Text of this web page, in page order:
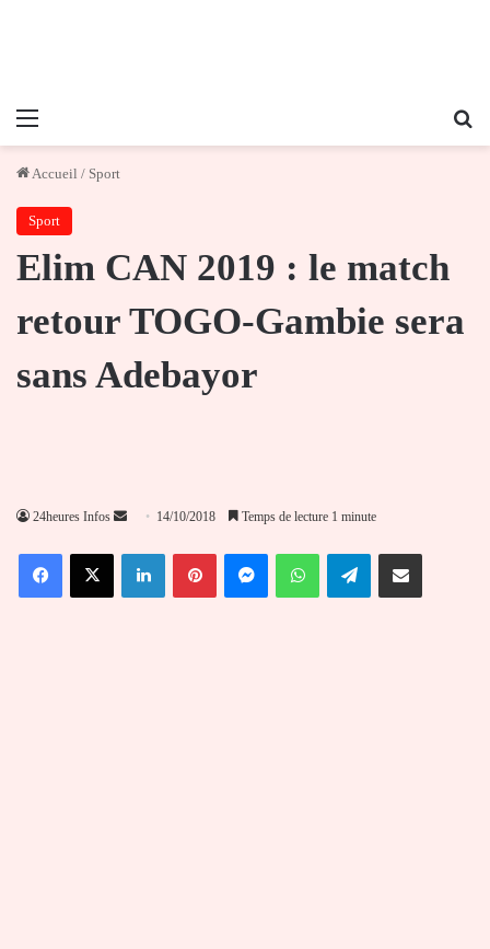
Menu
Accueil / Sport
Sport
Elim CAN 2019 : le match
retour TOGO-Gambie sera
sans Adebayor
24heures Infos
Envoyer
courriel
14/10/2018 Temps de lecture 1 minute
FacebookX LinkedinPinterestMessengerWhatsAppTelegramPartager par email